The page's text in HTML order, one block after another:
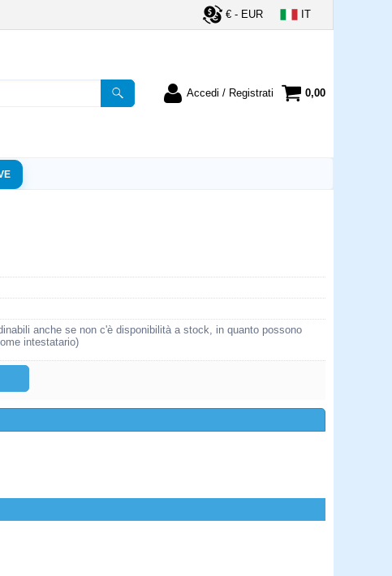
€ - EUR IT
Accedi / Registrati
e la password e poi
pulsante "Accedi"
la password?
0,00
anche se non c'è disponibilità a stock, in quanto possono
intestatario)